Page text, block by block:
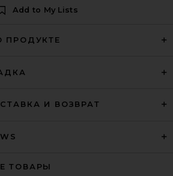
Add to My Lists
ПРОДУКТЕ
И ВОЗВРАТ
ТОВАРЫ